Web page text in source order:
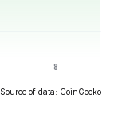
Source of data: CoinGecko